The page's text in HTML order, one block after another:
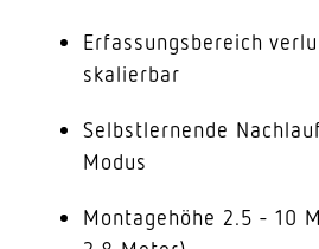
Erfassungsbereich
skalierbar
Selbstlernende
Modus
Montagehöhe 2.5 - 10